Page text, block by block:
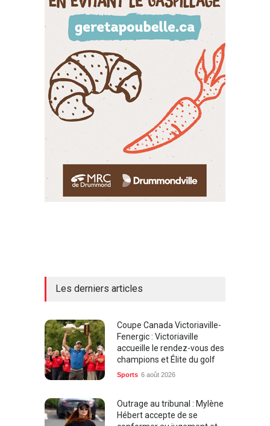
Les derniers articles
Coupe Canada Victoriaville-
Fenergic : Victoriaville
accueille le rendez-vous des
champions et Élite du golf
Sports 6 août 2026
Outrage au tribunal : Mylène
Hébert accepte de se